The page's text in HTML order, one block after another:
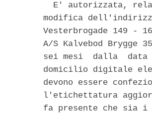
E' autorizzata,
modifica
Vesterbrogade 149 -
A/S Kalvebod Brygge
sei mesi  dalla
domicilio digitale
devono essere
l'etichettatura
fa presente che sia